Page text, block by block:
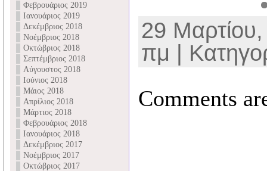
Φεβρουάριος 2019
Ιανουάριος 2019
Δεκέμβριος 2018
Νοέμβριος 2018
Οκτώβριος 2018
Σεπτέμβριος 2018
Αύγουστος 2018
Ιούνιος 2018
Μάιος 2018
Απρίλιος 2018
Μάρτιος 2018
Φεβρουάριος 2018
Ιανουάριος 2018
Δεκέμβριος 2017
Νοέμβριος 2017
Οκτώβριος 2017
29
πμ |
Comments